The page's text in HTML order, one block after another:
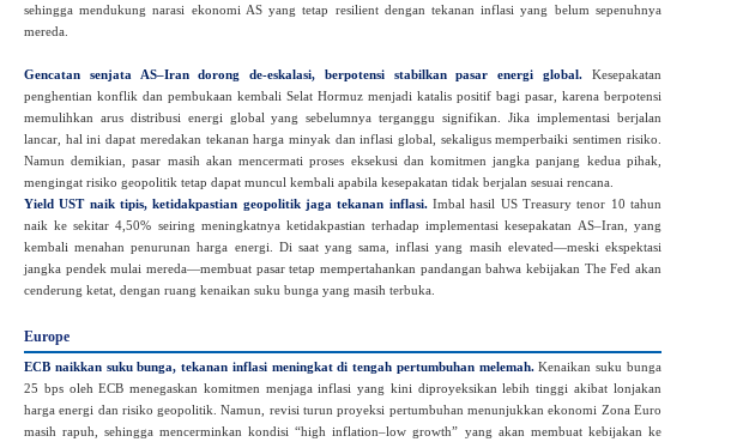
sehingga mendukung narasi ekonomi AS yang tetap resilient dengan tekanan inflasi yang belum sepenuhnya
mereda.
Gencatan senjata AS–Iran dorong de‑eskalasi, berpotensi stabilkan pasar energi global. Kesepakatan
penghentian konflik dan pembukaan kembali Selat Hormuz menjadi katalis positif bagi pasar, karena berpotensi
memulihkan arus distribusi energi global yang sebelumnya terganggu signifikan. Jika implementasi berjalan
lancar, hal ini dapat meredakan tekanan harga minyak dan inflasi global, sekaligus memperbaiki sentimen risiko.
Namun demikian, pasar masih akan mencermati proses eksekusi dan komitmen jangka panjang kedua pihak,
mengingat risiko geopolitik tetap dapat muncul kembali apabila kesepakatan tidak berjalan sesuai rencana.
Yield UST naik tipis, ketidakpastian geopolitik jaga tekanan inflasi.Imbal hasil US Treasury tenor 10 tahun
naik ke sekitar 4,50% seiring meningkatnya ketidakpastian terhadap implementasi kesepakatan AS–Iran, yang
kembali menahan penurunan harga energi. Di saat yang sama, inflasi yang masih elevated—meski ekspektasi
jangka pendek mulai mereda—membuat pasar tetap mempertahankan pandangan bahwa kebijakan The Fed akan
cenderung ketat, dengan ruang kenaikan suku bunga yang masih terbuka.
Europe
ECB naikkan suku bunga, tekanan inflasi meningkat di tengah pertumbuhan melemah.Kenaikan suku bunga
25 bps oleh ECB menegaskan komitmen menjaga inflasi yang kini diproyeksikan lebih tinggi akibat lonjakan
harga energi dan risiko geopolitik. Namun, revisi turun proyeksi pertumbuhan menunjukkan ekonomi Zona Euro
masih rapuh, sehingga mencerminkan kondisi “high inflation–low growth” yang akan membuat kebijakan ke